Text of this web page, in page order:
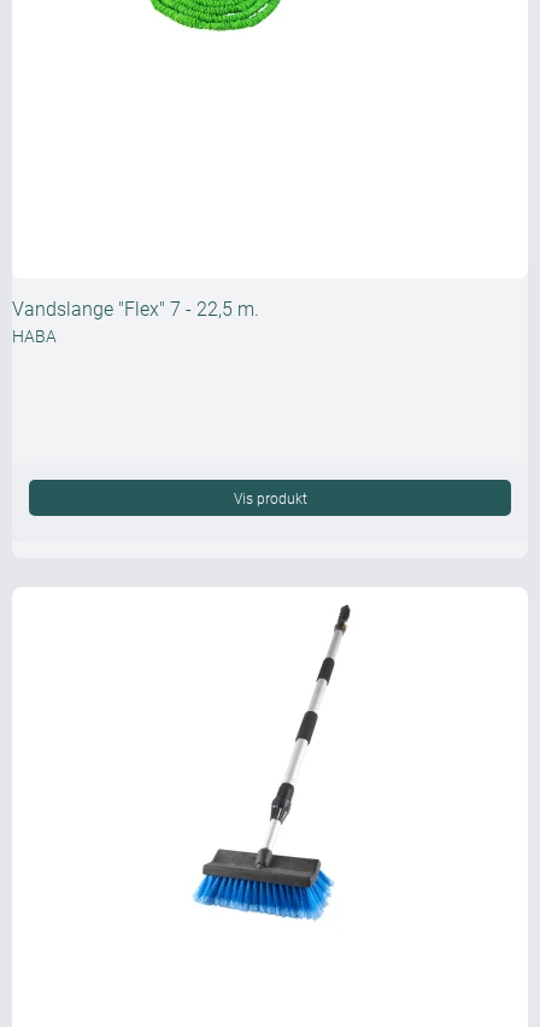
Vandslange "Flex" 7 - 22,5 m.
HABA
Vis produkt